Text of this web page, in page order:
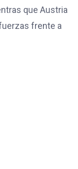
que Austria
frente a